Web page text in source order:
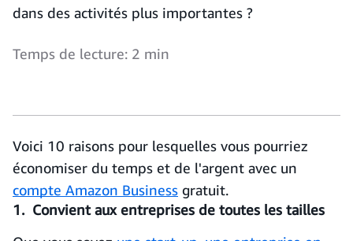
dans des activités plus importantes ?
Temps de lecture: 2 min
Voici 10 raisons pour lesquelles vous pourriez
économiser du temps et de l'argent avec un
compte Amazon Business gratuit.
1. Convient aux entreprises de toutes les tailles